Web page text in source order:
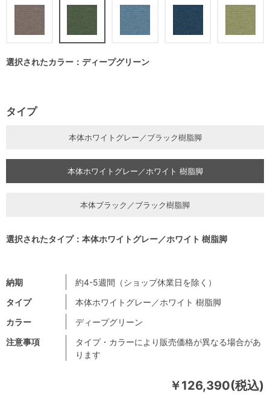
￥126,390(税込)
注意事項
タイプ・カラーにより販売価格が異なる場合があ
ります
納期
約4-5週間（ショップ休業日を除く）
タイプ
本体ホワイトグレー／ホワイト 樹脂脚
カラー
ディープグリーン
選択されたカラー：ディープグリーン
タイプ
本体ホワイトグレー／ブラック樹脂脚
本体ホワイトグレー／ホワイト 樹脂脚
本体ブラック／ブラック樹脂脚
選択されたタイプ：本体ホワイトグレー／ホワイト 樹脂脚